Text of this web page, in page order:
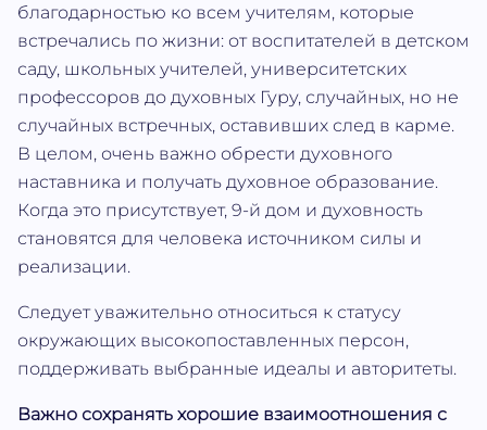
благодарностью ко всем учителям, которые
встречались по жизни: от воспитателей в детском
саду, школьных учителей, университетских
профессоров до духовных Гуру, случайных, но не
случайных встречных, оставивших след в карме.
В целом, очень важно обрести духовного
наставника и получать духовное образование.
Когда это присутствует, 9-й дом и духовность
становятся для человека источником силы и
реализации.
Следует уважительно относиться к статусу
окружающих высокопоставленных персон,
поддерживать выбранные идеалы и авторитеты.
Важно сохранять хорошие взаимоотношения с